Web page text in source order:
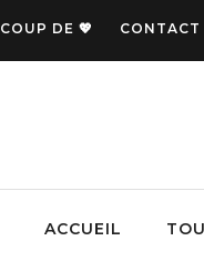
COUP DE 💖 CONTACT
ACCUEIL